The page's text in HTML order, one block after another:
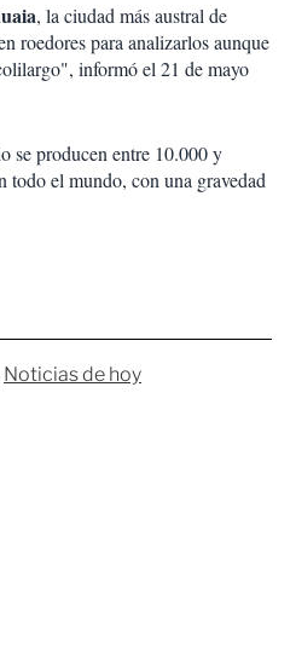
, la ciudad más austral de
roedores para analizarlos aunque
informó el 21 de mayo
se producen entre 10.000 y
todo el mundo, con una gravedad
Noticias de hoy